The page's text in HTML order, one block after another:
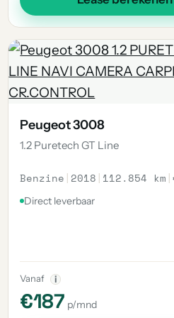
Peugeot 3008
1.2 Puretech GT Line
Benzine | 2018 | 112.854 km |
Direct leverbaar
Vanaf i
€187 p/mnd